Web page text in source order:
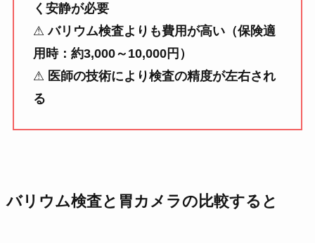
く安静が必要
⚠バリウム検査よりも費用が高い（保険適
用時：約3,000～10,000円）
⚠ 医師の技術により検査の精度が左右され
る
バリウム検査と胃カメラの比較すると